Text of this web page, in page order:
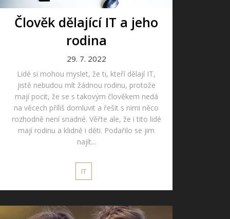
Člověk dělající IT a jeho
rodina
29. 7. 2022
Lidé si mohou myslet, že ti, kteří dělají IT,
jistě nebudou mít žádnou rodinu, protože
mají pocit, že se s takovým člověkem nedá
na věcech příliš domluvit a řešit s nimi něco
rozhodně není snadné. Věřte ale, že i tito lidé
mají rodinu a klidně i děti. Podařilo se jim
najít...
IT